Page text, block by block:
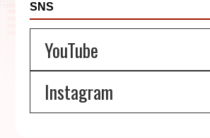
SNS
YouTube
Instagram